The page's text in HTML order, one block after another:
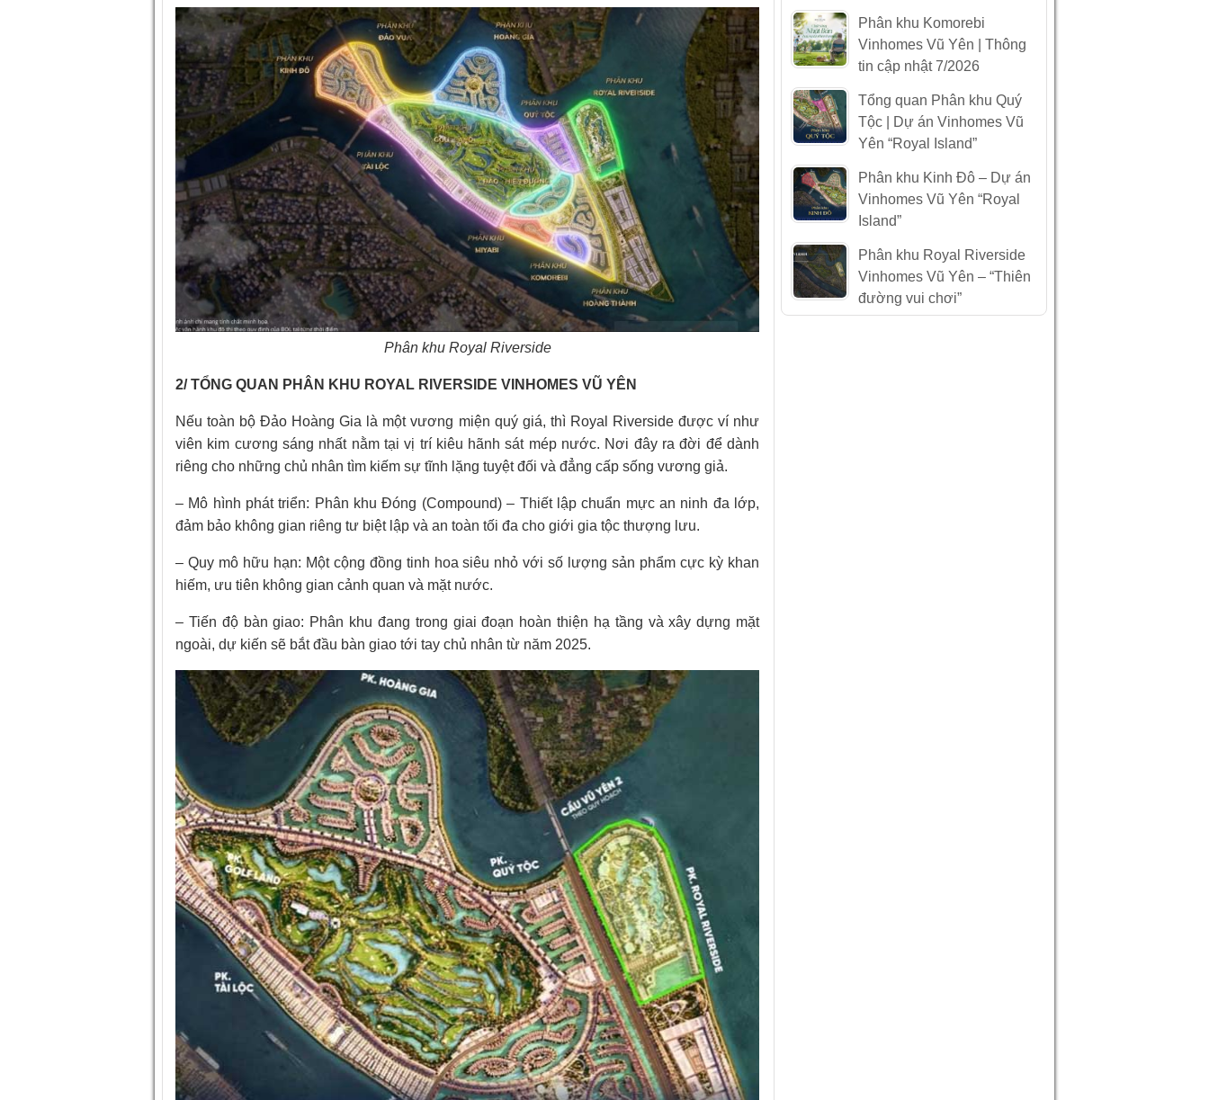
Phân khu Royal Riverside
2/ TỔNG QUAN PHÂN KHU ROYAL RIVERSIDE VINHOMES VŨ YÊN
Nếu toàn bộ Đảo Hoàng Gia là một vương miện quý giá, thì Royal Riverside được ví như
viên kim cương sáng nhất nằm tại vị trí kiêu hãnh sát mép nước. Nơi đây ra đời để dành
riêng cho những chủ nhân tìm kiếm sự tĩnh lặng tuyệt đối và đẳng cấp sống vương giả.
– Mô hình phát triển: Phân khu Đóng (Compound) – Thiết lập chuẩn mực an ninh đa lớp,
đảm bảo không gian riêng tư biệt lập và an toàn tối đa cho giới gia tộc thượng lưu.
– Quy mô hữu hạn: Một cộng đồng tinh hoa siêu nhỏ với số lượng sản phẩm cực kỳ khan
hiếm, ưu tiên không gian cảnh quan và mặt nước.
– Tiến độ bàn giao: Phân khu đang trong giai đoạn hoàn thiện hạ tầng và xây dựng mặt
ngoài, dự kiến sẽ bắt đầu bàn giao tới tay chủ nhân từ năm 2025.
Phân khu Komorebi
Vinhomes Vũ Yên | Thông
tin cập nhật 7/2026
Tổng quan Phân khu Quý
Tộc | Dự án Vinhomes Vũ
Yên “Royal Island”
Phân khu Kinh Đô – Dự án
Vinhomes Vũ Yên “Royal
Island”
Phân khu Royal Riverside
Vinhomes Vũ Yên – “Thiên
đường vui chơi”